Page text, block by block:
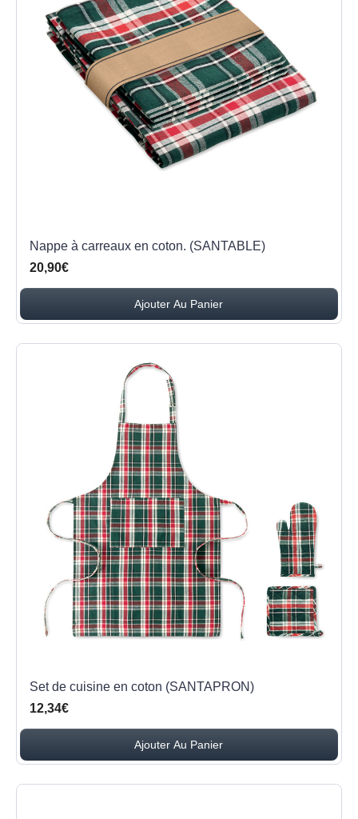
Nappe à carreaux en coton. (SANTABLE)
20,90€
Ajouter Au Panier
Set de cuisine en coton (SANTAPRON)
12,34€
Ajouter Au Panier